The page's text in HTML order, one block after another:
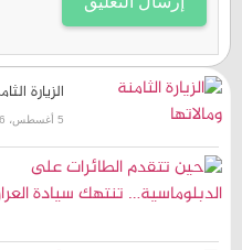
الزيارة
5 أغسطس، 2026